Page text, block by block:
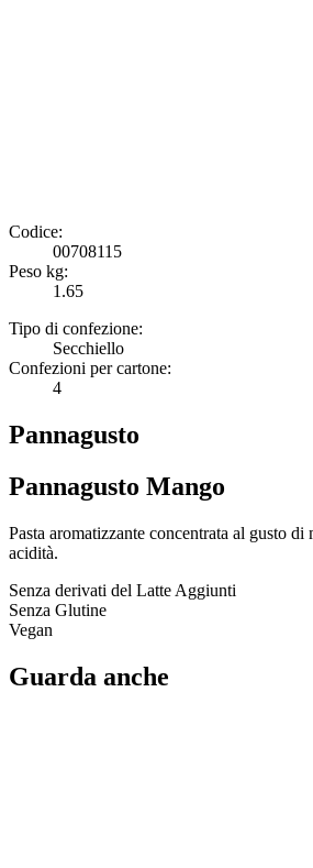
Codice:
00708115
Peso kg:
1.65
Tipo di confezione:
Secchiello
Confezioni per cartone:
4
Pannagusto
Pannagusto Mango
Pasta aromatizzante concentrata al gusto
acidità.
Senza derivati del Latte Aggiunti
Senza Glutine
Vegan
Guarda anche